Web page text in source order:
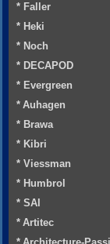
* Faller
* Heki
* Noch
* DECAPOD
* Evergreen
* Auhagen
* Brawa
* Kibri
* Viessman
* Humbrol
* SAI
* Artitec